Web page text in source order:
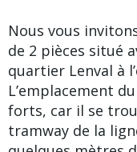
Nous vous
de 2 pièces situé
quartier Lenval à
L’emplacement
forts, car il se
tramway de la